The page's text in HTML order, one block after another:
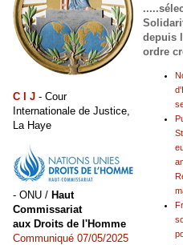
depuis
ordre
C I J - Cour
Internationale de Justice,
La Haye
- ONU / Haut
Commissariat
aux Droits de l'Homme
Communiqué 07/05/2025